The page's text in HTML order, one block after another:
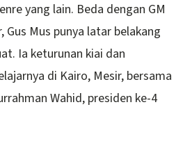
yang lain. Beda dengan GM
Mus punya latar belakang
Ia keturunan kiai dan
di Kairo, Mesir, bersama
Wahid, presiden ke-4